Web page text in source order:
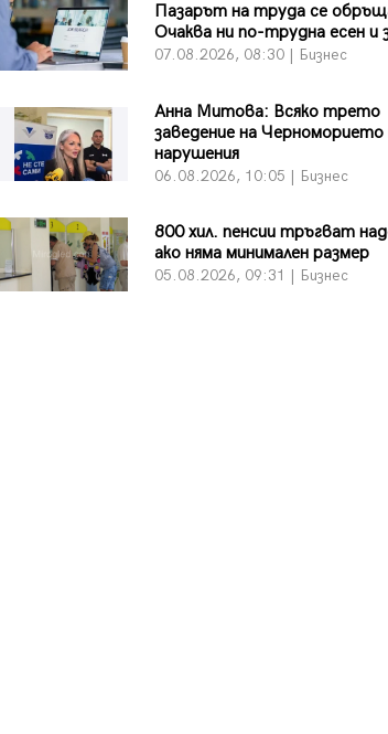
Пазарът на труда се
Очаква ни по-трудна есен и
07.08.2026, 08:30 | Бизнес
Анна Митова: Всяко трето
заведение на Черноморието
нарушения
06.08.2026, 10:05 | Бизнес
800 хил. пенсии тръгват
ако няма минимален размер
05.08.2026, 09:31 | Бизнес